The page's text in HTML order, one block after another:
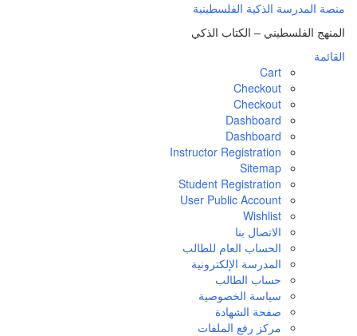
منصة المدرسة الذكية الفلسطينية
المنهج الفلسطيني – الكتاب الذكي
القائمة
Cart
Checkout
Checkout
Dashboard
Dashboard
Instructor Registration
Sitemap
Student Registration
User Public Account
Wishlist
الاتصال بنا
الحساب العام للطالب
المدرسة الإلكترونية
حساب الطالب
سياسة الخصوصية
صفحة الشهادة
مركز رفع الملفات